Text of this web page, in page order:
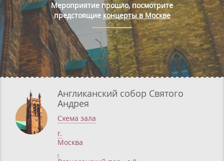
Англиканский собор Святого
Андрея
Схема зала
г.
Москва
,
Мероприятие прошло, посмотрите
предстоящие концерты в Москве